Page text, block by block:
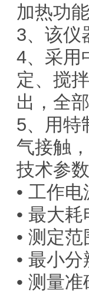
加热功
3、该仪
4、采用
定、搅
出，全
5、用特
气接触
技术参数
• 工作
• 最大
• 测定
• 最小
• 测量